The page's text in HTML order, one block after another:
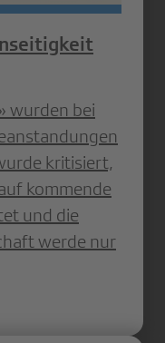
wurden bei
kritisiert,
kommende
und die
werde nur